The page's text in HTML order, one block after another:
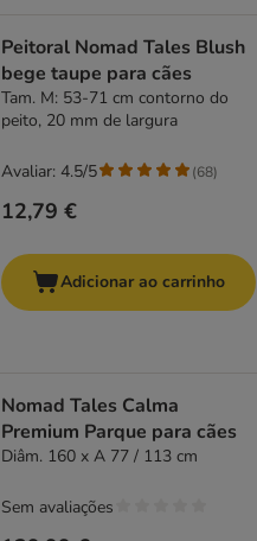
Peitoral Nomad Tales Blush
bege taupe para cães
Tam. M: 53-71 cm contorno do
peito, 20 mm de largura
12,79 €
Avaliar: 4.5/5 (68)
Adicionar ao carrinho
Nomad Tales Calma
Premium Parque para cães
Diâm. 160 x A 77 / 113 cm
Sem avaliações